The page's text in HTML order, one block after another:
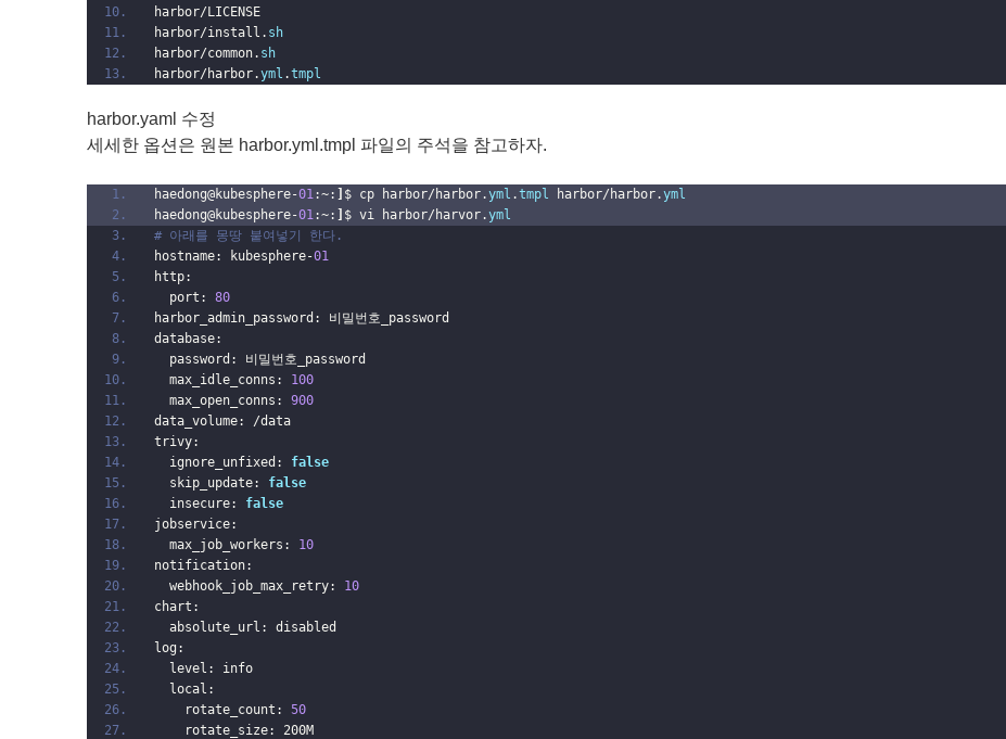
harbor/LICENSE
harbor/install. sh
harbor/common. sh
harbor/harbor.yml .tmpl
harbor.yaml 수정
세세한 옵션은 원본 harbor.yml.tmpl 파일의 주석을 참고하자.
haedong@kubesphere-01 :~: ] $ cp harbor/harbor.yml .tmpl harbor/harbor.yml
haedong@kubesphere-01 :~: ] $ vi harbor/harvor.yml
# 아래를 몽땅 붙여넣기 한다.
hostname: kubesphere-01
http:
  port:
80
harbor_admin_password: 비밀번호_password
database:
  password: 비밀번호_password
  max_idle_conns:
100
  max_open_conns:
900
data_volume: /data
trivy:
  ignore_unfixed:
false
  skip_update:
false
  insecure:
false
jobservice:
  max_job_workers:
10
notification:
  webhook_job_max_retry:
10
chart:
  absolute_url: disabled
log:
  level: info
  local:
    rotate_count:
50
    rotate_size: 200M